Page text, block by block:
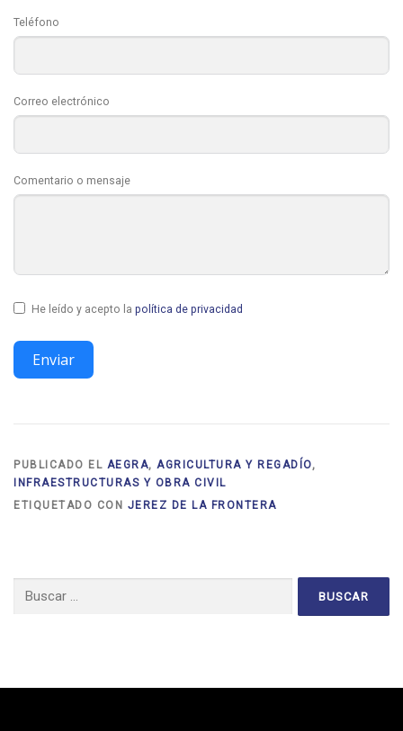
Teléfono
Correo electrónico
Comentario o mensaje
He leído y acepto la política de privacidad
Enviar
PUBLICADO EL AEGRA, AGRICULTURA Y REGADÍO,
INFRAESTRUCTURAS Y OBRA CIVIL
ETIQUETADO CON JEREZ DE LA FRONTERA